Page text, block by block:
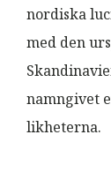
nordiska
med den
namngivet
likheterna.